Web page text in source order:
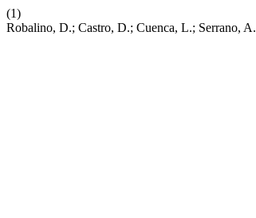
(1)
Robalino, D.; Castro, D.; Cuenca, L.; Serrano,